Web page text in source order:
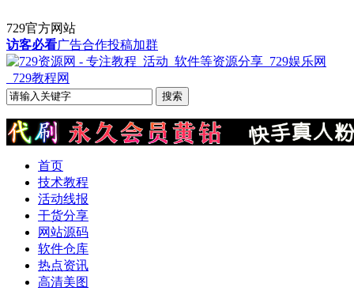
729官方网站
访客必看广告合作投稿加群
首页
技术教程
活动线报
干货分享
网站源码
软件仓库
热点资讯
高清美图